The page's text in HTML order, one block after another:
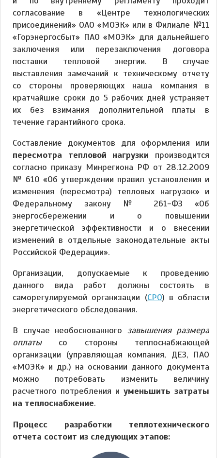
согласование в «Центре технологических
присоединений» ОАО «МОЭК» или в Филиале №11
«Горэнергосбыт» ПАО «МОЭК» для дальнейшего
заключения или перезаключения договора
поставки тепловой энергии. В случае
выставления замечаний к техническому отчету
со стороны проверяющих наша компания в
кратчайшие сроки до 5 рабочих дней устраняет
их без взимания дополнительной платы в
течение гарантийного срока.
Составление документов для оформления или
пересмотра тепловой нагрузки производится
согласно приказу Минрегиона РФ от 28.12.2009
№ 610 «Об утверждении правил установления и
изменения (пересмотра) тепловых нагрузок» и
Федеральному закону № 261-ФЗ «Об
энергосбережении и о повышении
энергетической эффективности и о внесении
изменений в отдельные законодательные акты
Российской Федерации».
Организации, допускаемые к проведению
данного вида работ должны состоять в
саморегулируемой организации (СРО) в области
энергетического обследования.
В случае необоснованного завышения размера
оплатысо стороны теплоснабжающей
организации (управляющая компания, ДЕЗ, ПАО
«МОЭК» и др.) на основании данного документа
можно потребовать изменить величину
расчетного потребления и уменьшить затраты
на теплоснабжение.
Процесс разработки теплотехнического
отчета состоит из следующих этапов: